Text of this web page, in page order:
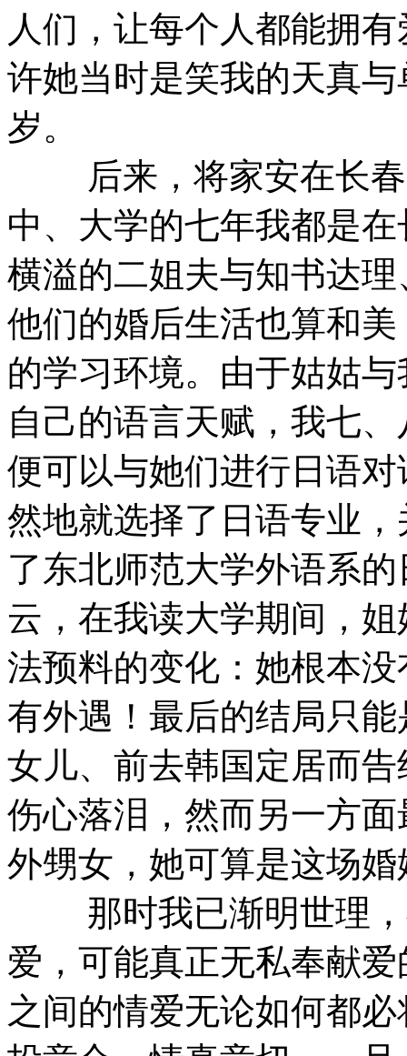
人们，让每个人都能拥
许她当时是笑我的天真
岁。
后来，将家安在长春
中、大学的七年我都是
横溢的二姐夫与知书达
他们的婚后生活也算和
的学习环境。由于姑姑
自己的语言天赋，我七
便可以与她们进行日语
然地就选择了日语专业
了东北师范大学外语系
云，在我读大学期间，
法预料的变化：她根本
有外遇！最后的结局只
女儿、前去韩国定居而
伤心落泪，然而另一方
外甥女，她可算是这场
那时我已渐明世理，
爱，可能真正无私奉献
之间的情爱无论如何都